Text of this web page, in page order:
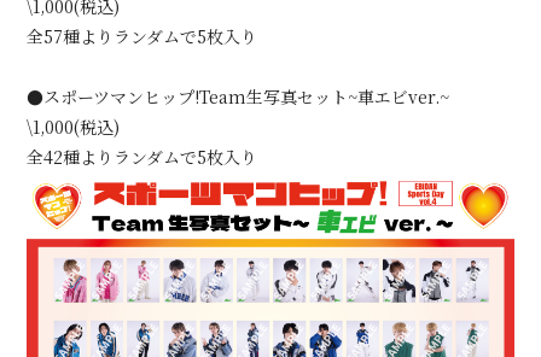
\1,000(税込)
全57種よりランダムで5枚入り
●スポーツマンヒップ!Team生写真セット~車エビver.~
\1,000(税込)
全42種よりランダムで5枚入り